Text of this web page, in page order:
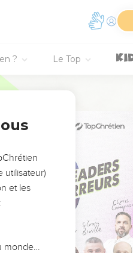
? Le Top
utilisateur)
et les
monde…